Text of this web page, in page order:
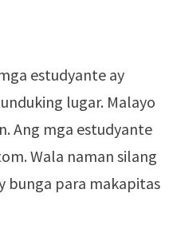
estudyante ay
lugar. Malayo
Ang mga estudyante
Wala naman silang
bunga para makapitas